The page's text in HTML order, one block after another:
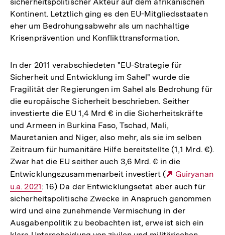
Kontinent. Letztlich ging es den EU-Mitgliedsstaaten
eher um Bedrohungsabwehr als um nachhaltige
Krisenprävention und Konflikttransformation.
In der 2011 verabschiedeten "EU-Strategie für
Sicherheit und Entwicklung im Sahel" wurde die
Fragilität der Regierungen im Sahel als Bedrohung für
die europäische Sicherheit beschrieben. Seither
investierte die EU 1,4 Mrd € in die Sicherheitskräfte
und Armeen in Burkina Faso, Tschad, Mali,
Mauretanien and Niger, also mehr, als sie im selben
Zeitraum für humanitäre Hilfe bereitstellte (1,1 Mrd. €).
Zwar hat die EU seither auch 3,6 Mrd. € in die
Entwicklungszusammenarbeit investiert (
Externer
Link:
Guiryanan
u.a. 2021: 16) Da der Entwicklungsetat aber auch für
sicherheitspolitische Zwecke in Anspruch genommen
wird und eine zunehmende Vermischung in der
Ausgabenpolitik zu beobachten ist, erweist sich ein